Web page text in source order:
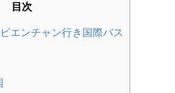
目次
エンチャン行き国際バス